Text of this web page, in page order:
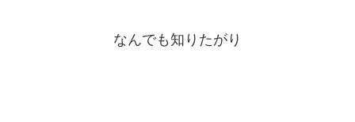
なんでも知りたがり